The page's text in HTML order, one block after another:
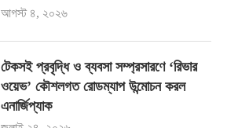
আগস্ট ৪, ২০২৬
টেকসই প্রবৃদ্ধি ও ব্যবসা সম্প্রসারণে ‘রিভার
ওয়েভ’ কৌশলগত রোডম্যাপ উন্মোচন করল
এনার্জিপ্যাক